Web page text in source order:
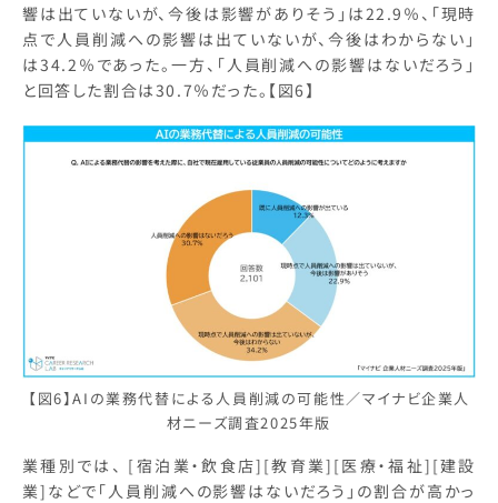
響は出ていないが、今後は影響がありそう」は22.9％、「現時
点で人員削減への影響は出ていないが、今後はわからない」
は34.2％であった。一方、「人員削減への影響はないだろう」
と回答した割合は30.7％だった。【図6】
【図6】AIの業務代替による人員削減の可能性／マイナビ企業人
材ニーズ調査2025年版
業種別では、 [宿泊業・飲食店][教育業][医療・福祉][建設
業]などで「人員削減への影響はないだろう」の割合が高かっ